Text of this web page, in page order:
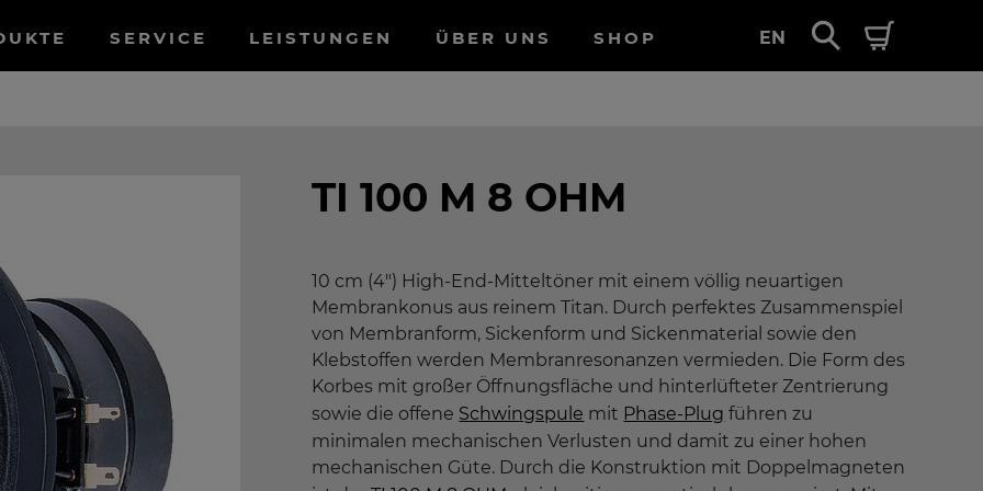
SERVICE LEISTUNGEN ÜBER UNS SHOP EN
TI 100 M 8 OHM
10 cm (4") High-End-Mitteltöner mit einem völlig neuartigen
Membrankonus aus reinem Titan. Durch perfektes Zusammenspiel
von Membranform, Sickenform und Sickenmaterial sowie den
Klebstoffen werden Membranresonanzen vermieden. Die Form des
Korbes mit großer Öffnungsfläche und hinterlüfteter Zentrierung
sowie die offene Schwingspule mit Phase-Plug führen zu
minimalen mechanischen Verlusten und damit zu einer hohen
mechanischen Güte. Durch die Konstruktion mit Doppelmagneten